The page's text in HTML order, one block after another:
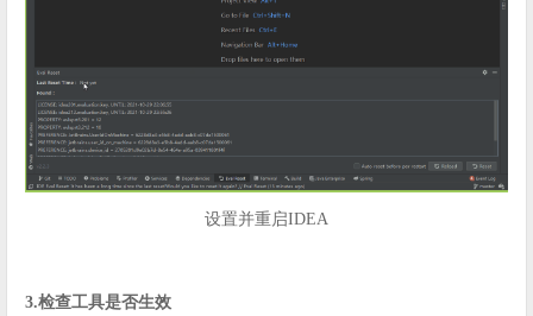
设置并重启IDEA
3.检查工具是否生效